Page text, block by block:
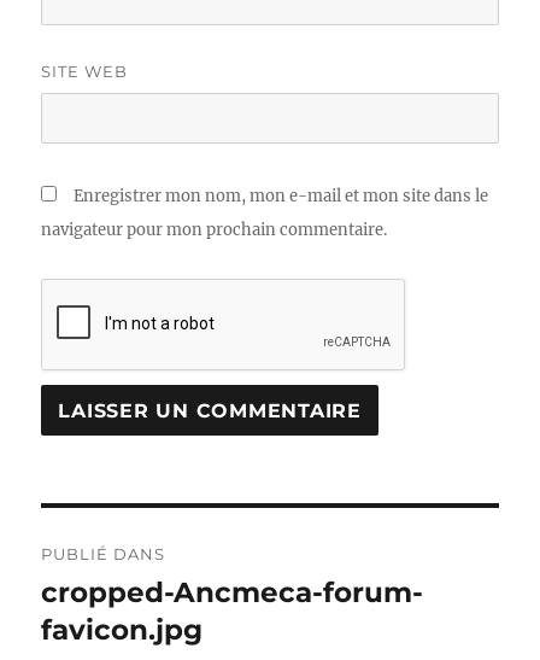
SITE WEB
Enregistrer mon nom, mon e-mail et mon site dans le
navigateur pour mon prochain commentaire.
de
l’article
PUBLIÉ DANS
cropped-Ancmeca-forum-
favicon.jpg